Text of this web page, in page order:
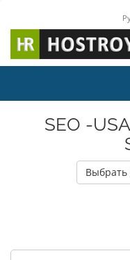
SEO -
Выбрать